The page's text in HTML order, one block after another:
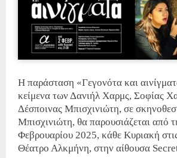
Η παράσταση «Γεγονότα και
κείμενα των Δανιήλ Χαρμς, Σοφίας
Δέσποινας Μπισχινιώτη, σε
Μπισχινιώτη, θα παρουσιάζεται από
Φεβρουαρίου 2025, κάθε Κυριακή
Θέατρο Αλκμήνη, στην αίθουσα